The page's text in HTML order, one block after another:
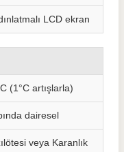
LCD ekran
(1°C artışlarla)
dairesel
veya Karanlık